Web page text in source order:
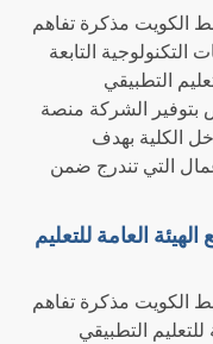
الكويت مذكرة تفاهم
التكنولوجية التابعة
التطبيقي
بتوفير الشركة منصة
الكلية بهدف
التي تندرج ضمن
العامة للتعليم
الكويت مذكرة تفاهم
للتعليم التطبيقي